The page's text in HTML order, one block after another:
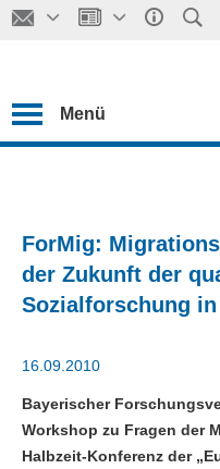
Menü
ForMig:
der Zukunft der
Sozialforschung
16.09.2010
Bayerischer
Workshop zu Fragen der
Halbzeit-Konferenz der